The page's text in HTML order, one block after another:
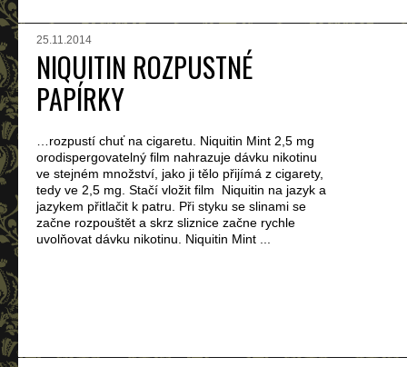
25.11.2014
NIQUITIN ROZPUSTNÉ
PAPÍRKY
…rozpustí chuť na cigaretu. Niquitin Mint 2,5 mg
orodispergovatelný film nahrazuje dávku nikotinu
ve stejném množství, jako ji tělo přijímá z cigarety,
tedy ve 2,5 mg. Stačí vložit film Niquitin na jazyk a
jazykem přitlačit k patru. Při styku se slinami se
začne rozpouštět a skrz sliznice začne rychle
uvolňovat dávku nikotinu. Niquitin Mint ...